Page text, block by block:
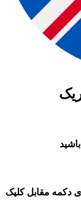
دکمه مقابل کلیک